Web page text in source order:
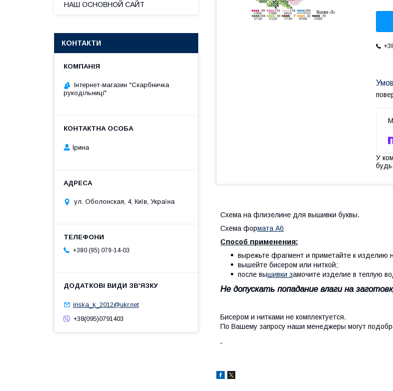
У
Схема на флизелине для вышивки буквы.
Схема формата А6
Способ применения:
вырежьте фрагмент и приметайте к изделию
вышейте бисером или ниткой;
после вышивки замочите изделие в теплую
Не допускать попадание влаги на
Бисером и нитками не комплектуется.
По Вашему запросу наши менеджеры могут
НАШ ОСНОВНОЙ САЙТ
КОНТАКТИ
Інтернет-магазин "Скарбничка
рукодільниці"
Ірина
ул. Оболонская, 4, Київ, Україна
+380 (95) 079-14-03
iriska_k_2012@ukr.net
+38(095)0791403